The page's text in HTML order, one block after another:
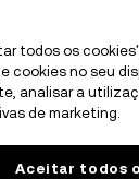
todos os
cookies no seu
analisar a
de marketing.
Aceitar todos